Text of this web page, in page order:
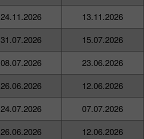
24.11.2026 13.11.2026
31.07.2026 15.07.2026
08.07.2026 23.06.2026
26.06.2026 12.06.2026
24.07.2026 07.07.2026
26.06.2026 12.06.2026